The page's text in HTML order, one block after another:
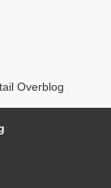
Overblog